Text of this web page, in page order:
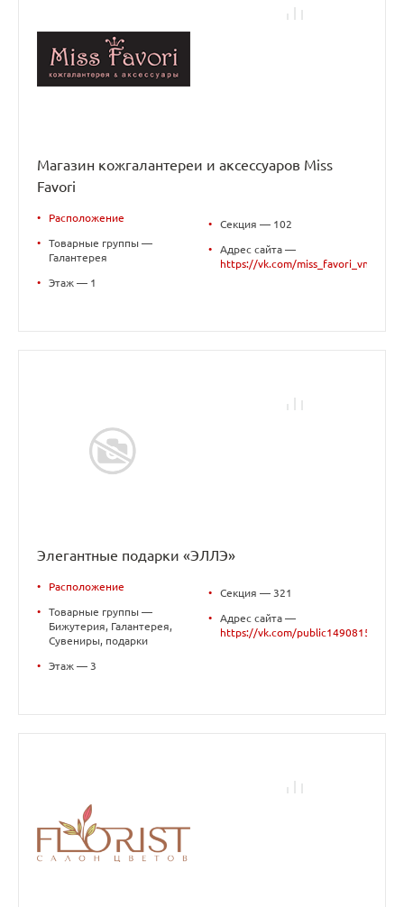
Магазин кожгалантереи и аксессуаров Miss
Favori
• Расположение
•
Товарные группы —
Галантерея
• Этаж — 1
• Секция — 102
•
Адрес сайта —
https://vk.com/miss_favori_vn
Элегантные подарки «ЭЛЛЭ»
• Расположение
•
Товарные группы —
Бижутерия, Галантерея,
Сувениры, подарки
• Этаж — 3
• Секция — 321
•
Адрес сайта —
https://vk.com/public149081537